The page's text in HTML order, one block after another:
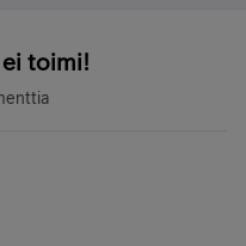
toimi!